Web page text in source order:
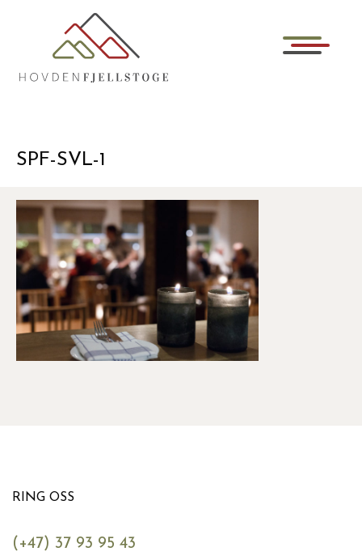
SPF-SVL-1
RING OSS
(+47) 37 93 95 43